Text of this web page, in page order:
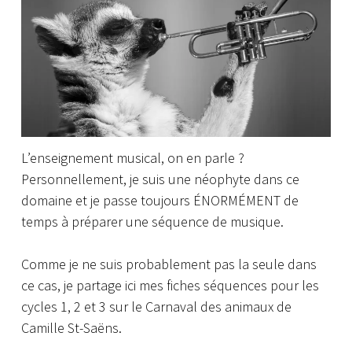
L’enseignement musical, on en parle ?
Personnellement, je suis une néophyte dans ce
domaine et je passe toujours ÉNORMÉMENT de
temps à préparer une séquence de musique.
Comme je ne suis probablement pas la seule dans
ce cas, je partage ici mes fiches séquences pour les
cycles 1, 2 et 3 sur le Carnaval des animaux de
Camille St-Saëns.